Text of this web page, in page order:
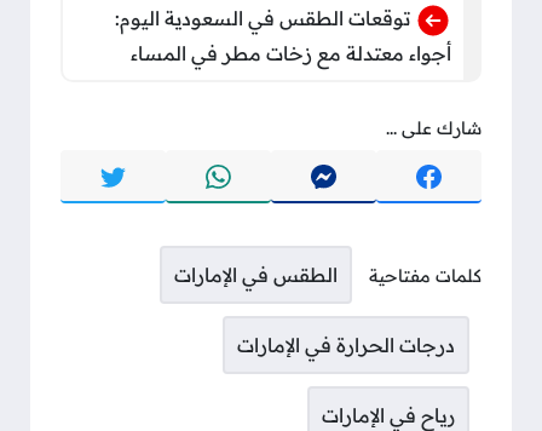
توقعات الطقس في السعودية اليوم:
أجواء معتدلة مع زخات مطر في المساء
شارك على ...
كلمات مفتاحية الطقس في الإمارات
درجات الحرارة في الإمارات
رياح في الإمارات